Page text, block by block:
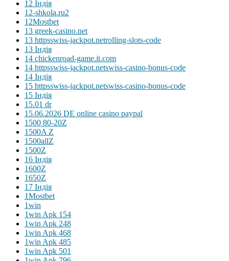
12 Індія
12-shkola.ru2
12Mostbet
13 greek-casino.net
13 httpsswiss-jackpot.netrolling-slots-code
13 Індія
14 chickenroad-game.it.com
14 httpsswiss-jackpot.netswiss-casino-bonus-code
14 Індія
15 httpsswiss-jackpot.netswiss-casino-bonus-code
15 Індія
15.01 dr
15.06.2026 DE online casino paypal
1500 80-20Z
1500A Z
1500allZ
1500Z
16 Індія
1600Z
1650Z
17 Індія
1Mostbet
1win
1win Apk 154
1win Apk 248
1win Apk 468
1win Apk 485
1win Apk 501